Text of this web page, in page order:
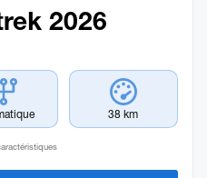
2026
38 km